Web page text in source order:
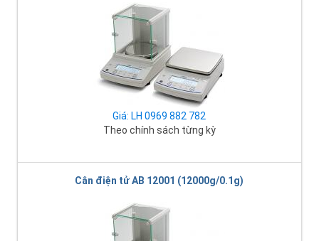
Giá: LH 0969 882 782
Theo chính sách từng kỳ
Cân điện tử AB 12001 (12000g/0.1g)